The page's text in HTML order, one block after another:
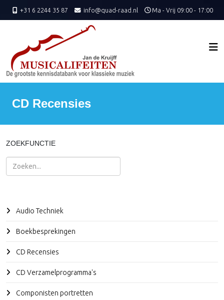
+31 6 2244 35 87 info@quad-raad.nl Ma - Vrij 09:00 - 17:00
CD Recensies
ZOEKFUNCTIE
Zoeken
Audio Techniek
Boekbesprekingen
CD Recensies
CD Verzamelprogramma's
Componisten portretten